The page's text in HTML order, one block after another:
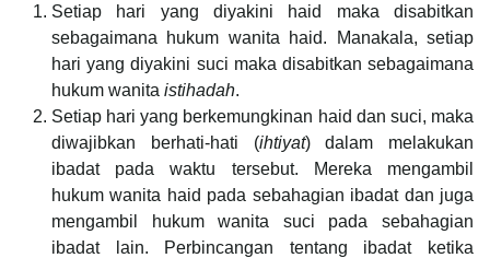
Setiap hari yang diyakini haid maka disabitkan
sebagaimana hukum wanita haid. Manakala, setiap
hari yang diyakini suci maka disabitkan sebagaimana
hukum wanita istihadah.
Setiap hari yang berkemungkinan haid dan suci, maka
diwajibkan berhati-hati (ihtiyat) dalam melakukan
ibadat pada waktu tersebut. Mereka mengambil
hukum wanita haid pada sebahagian ibadat dan juga
mengambil hukum wanita suci pada sebahagian
ibadat lain. Perbincangan tentang ibadat ketika